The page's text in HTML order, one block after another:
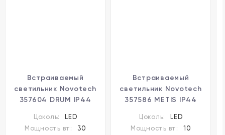
Встраиваемый
светильник Novotech
357604 DRUM IP44
30W
Цоколь:
LED
Мощность вт:
30
Встраиваемый
светильник Novotech
357586 METIS IP44
10W
Цоколь:
LED
Мощность вт:
10